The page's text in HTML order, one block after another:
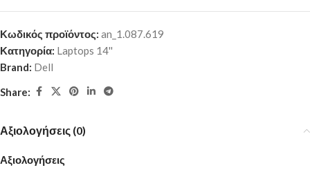
Κωδικός προϊόντος: an_1.087.619
Κατηγορία: Laptops 14''
Brand: Dell
Share:
Αξιολογήσεις (0)
Αξιολογήσεις